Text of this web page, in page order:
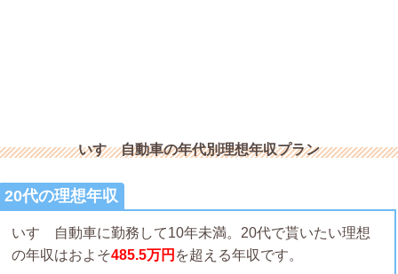
いすゞ自動車の年代別理想年収プラン
20代の理想年収
いすゞ自動車に勤務して10年未満。20代で貰いたい理想
の年収はおよそ485.5万円 を超える年収です。